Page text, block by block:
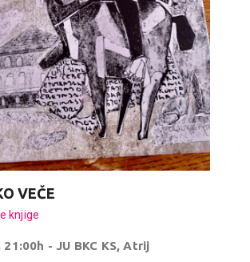
VEČE
knjige
21:00h - JU BKC KS, Atrij